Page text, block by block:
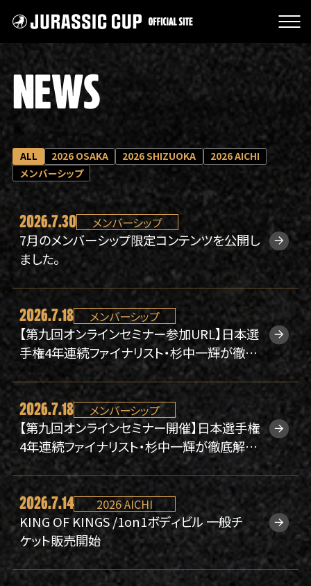
JURASSIC CUP オフィシャル
NEWS
大会情報
スポンサー
チケット販売
大会の特徴
過去大会の審査結果
クラウドファンディング
グッズ
主催者紹介
プライバシーポリシー
よくあるご質問
お問い合わせ
大会規約
NEWS
ALL 2026 OSAKA 2026 SHIZUOKA
2026 AICHI
メンバーシップ
2026.7.30 メンバーシップ
7月のメンバーシップ限定コンテンツを公開し
ました。
2026.7.18 メンバーシップ
【第九回オンラインセミナー参加URL】日本選
手権4年連続ファイナリスト・杉中一輝が徹底
解説！“丸く・厚く・デカい胸を作る胸トレ”【7/2
6(日)開催】
2026.7.18 メンバーシップ
【第九回オンラインセミナー開催】日本選手権
4年連続ファイナリスト・杉中一輝が徹底解
説！“丸く・厚く・デカい胸を作る胸トレ”【7/26
(日)開催】
2026.7.14 2026 AICHI
KING OF KINGS /1on1ボディビル 一般チ
ケット販売開始